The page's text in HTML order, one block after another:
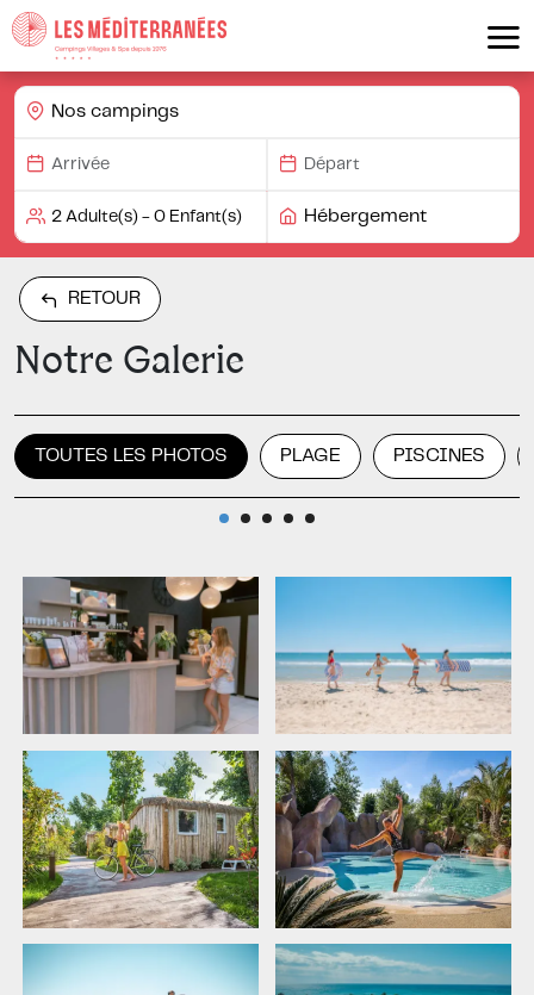
Nos campings
Hébergement
RETOUR
Notre Galerie
TOUTES LES PHOTOS PLAGE PISCINES